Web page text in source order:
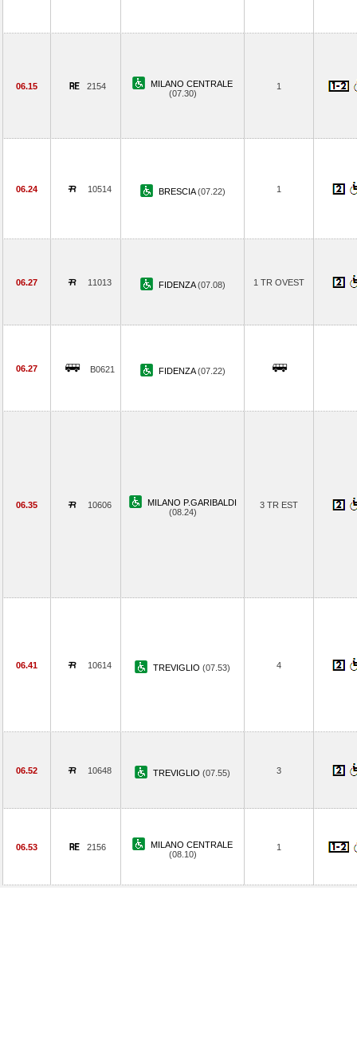
06.15 2154
MILANO CENTRALE
(07.30)
1
06.24 10514 BRESCIA(07.22) 1
06.27 11013 FIDENZA(07.08) 1 TR OVEST
06.27 B0621 FIDENZA(07.22)
06.35 10606
MILANO P.GARIBALDI
(08.24)
3 TR EST
06.41 10614 TREVIGLIO (07.53) 4
06.52 10648 TREVIGLIO (07.55) 3
06.53 2156
MILANO CENTRALE
(08.10)
1